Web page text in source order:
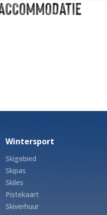
Wintersport
Skigebied
Skipas
Skiles
Pistekaart
Skiverhuur